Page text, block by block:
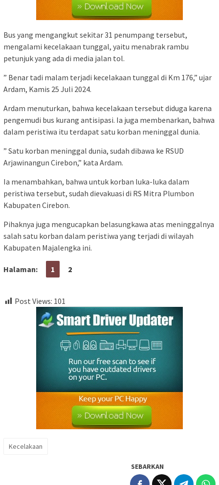
Bus yang mengangkut sekitar 31 penumpang tersebut,
mengalami kecelakaan tunggal, yaitu menabrak rambu
petunjuk yang ada di media jalan tol.
” Benar tadi malam terjadi kecelakaan tunggal di Km 176,” ujar
Ardam, Kamis 25 Juli 2024.
Ardam menuturkan, bahwa kecelakaan tersebut diduga karena
pengemudi bus kurang antisipasi. Ia juga membenarkan, bahwa
dalam peristiwa itu terdapat satu korban meninggal dunia.
” Satu korban meninggal dunia, sudah dibawa ke RSUD
Arjawinangun Cirebon,” kata Ardam.
Ia menambahkan, bahwa untuk korban luka-luka dalam
peristiwa tersebut, sudah dievakuasi di RS Mitra Plumbon
Kabupaten Cirebon.
Pihaknya juga mengucapkan belasungkawa atas meninggalnya
salah satu korban dalam peristiwa yang terjadi di wilayah
Kabupaten Majalengka ini.
Halaman: 1 2
Post Views: 101
Kecelakaan
SEBARKAN